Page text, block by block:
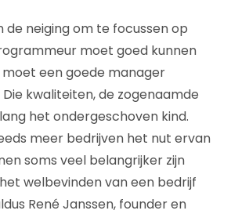
de neiging om te focussen op
moet goed kunnen
een goede manager
kwaliteiten, de zogenaamde
het ondergeschoven kind.
meer bedrijven het nut ervan
soms veel belangrijker zijn
welbevinden van een bedrijf
René Janssen, founder en